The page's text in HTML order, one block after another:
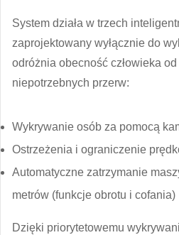
System działa w trzech
zaprojektowany wyłącznie do
odróżnia obecność człowieka
niepotrzebnych przerw:
Wykrywanie osób za pomocą
Ostrzeżenia i ograniczenie
Automatyczne zatrzymanie
metrów (funkcje obrotu i cofania)
Dzięki priorytetowemu